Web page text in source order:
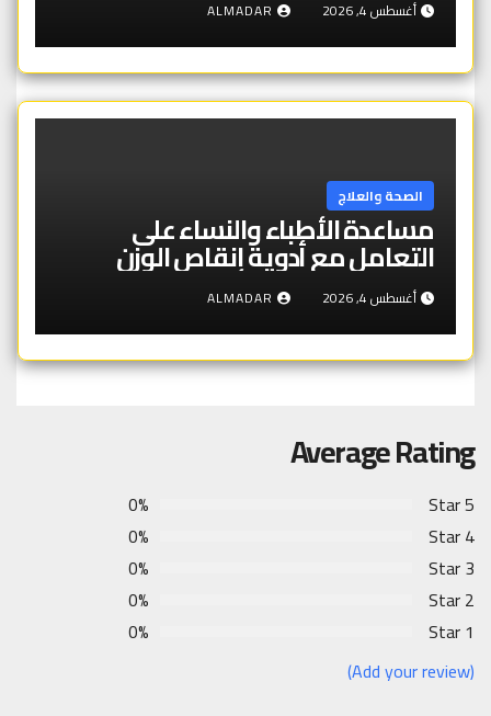
أغسطس 4, 2026 ALMADAR
الصحة والعلاج
مساعدة الأطباء والنساء على
التعامل مع أدوية إنقاص الوزن
أغسطس 4, 2026 ALMADAR
Average Rating
5 Star
0%
4 Star
0%
3 Star
0%
2 Star
0%
1 Star
0%
(Add your review)